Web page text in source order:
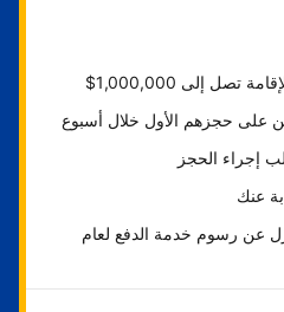
إلى 1,000,000$
إجراء الحجز
عنك
عن رسوم خدمة الدفع لعام